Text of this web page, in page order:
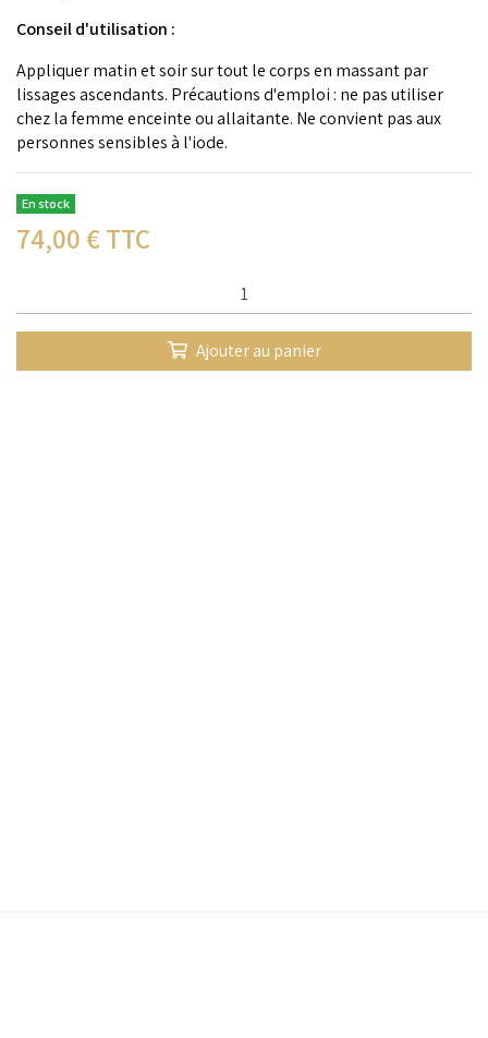
Conseil d'utilisation :
Appliquer matin et soir sur tout le corps en massant par
lissages ascendants. Précautions d'emploi : ne pas utiliser
chez la femme enceinte ou allaitante. Ne convient pas aux
personnes sensibles à l'iode.
En stock
74,00€ TTC
Ajouter au panier